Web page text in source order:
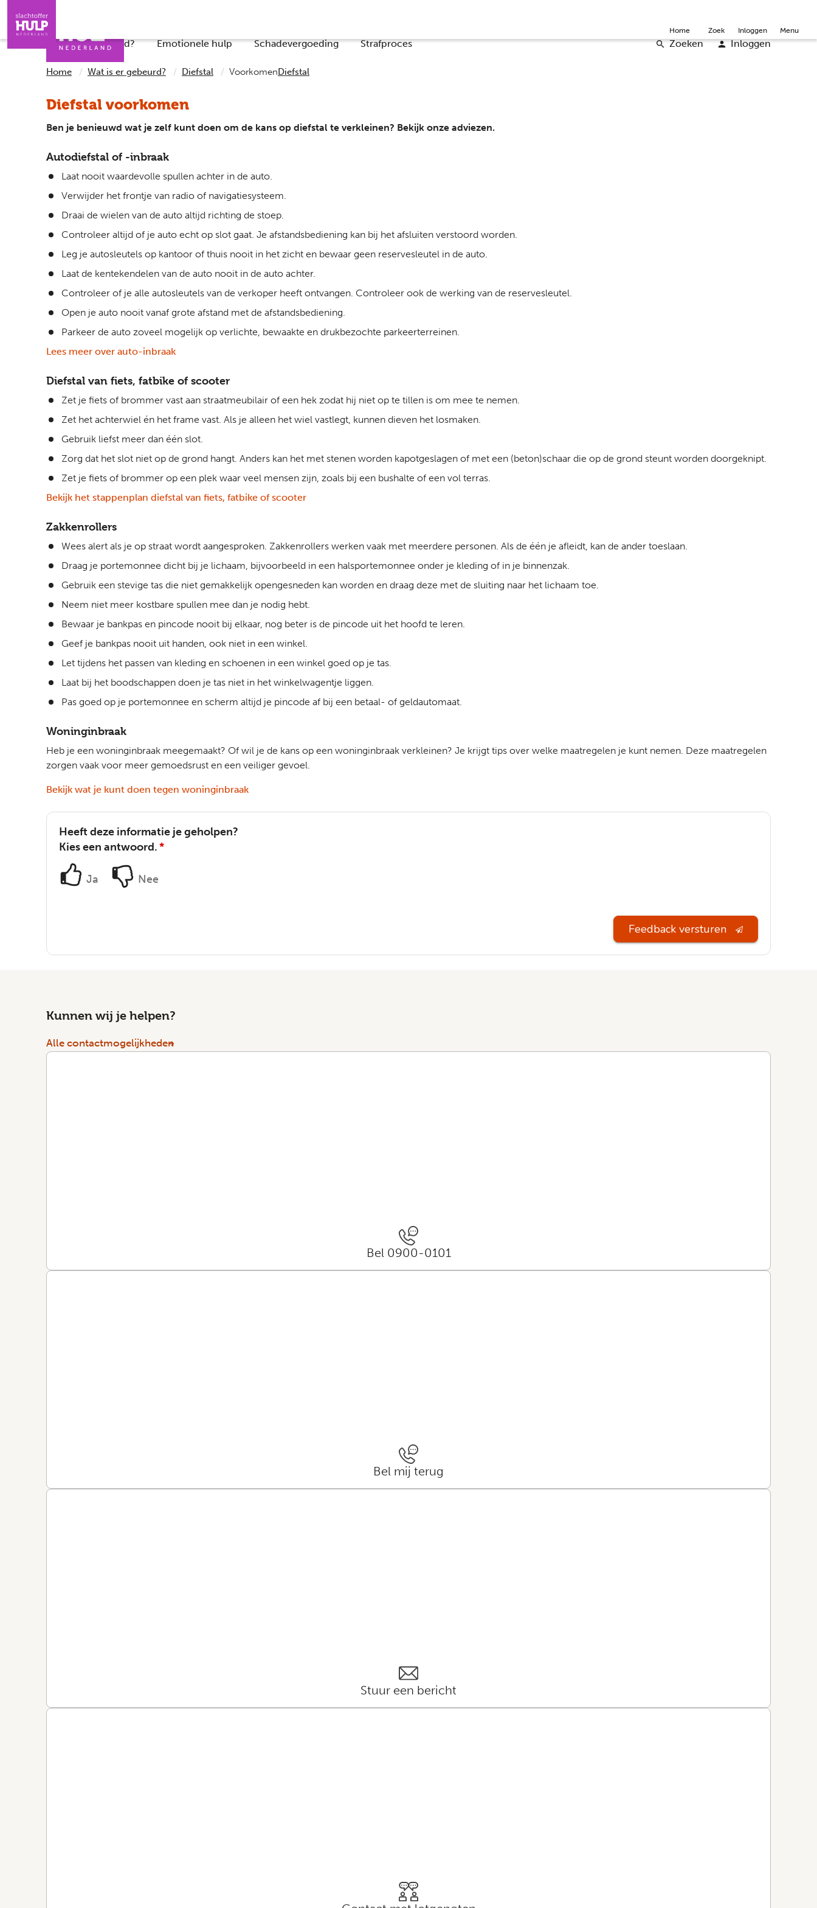
Wat is er gebeurd? Emotionele hulp Schadevergoeding Strafproces Zoeken Inloggen
Home Zoek Inloggen Menu
Home Wat is er gebeurd? Diefstal VoorkomenDiefstal
Diefstal voorkomen
Ben je benieuwd wat je zelf kunt doen om de kans op diefstal te verkleinen? Bekijk onze adviezen.
Autodiefstal of -inbraak
Laat nooit waardevolle spullen achter in de auto.
Verwijder het frontje van radio of navigatiesysteem.
Draai de wielen van de auto altijd richting de stoep.
Controleer altijd of je auto echt op slot gaat. Je afstandsbediening kan bij het afsluiten verstoord worden.
Leg je autosleutels op kantoor of thuis nooit in het zicht en bewaar geen reservesleutel in de auto.
Laat de kentekendelen van de auto nooit in de auto achter.
Controleer of je alle autosleutels van de verkoper heeft ontvangen. Controleer ook de werking van de reservesleutel.
Open je auto nooit vanaf grote afstand met de afstandsbediening.
Parkeer de auto zoveel mogelijk op verlichte, bewaakte en drukbezochte parkeerterreinen.
Lees meer over auto-inbraak
Diefstal van fiets, fatbike of scooter
Zet je fiets of brommer vast aan straatmeubilair of een hek zodat hij niet op te tillen is om mee te nemen.
Zet het achterwiel én het frame vast. Als je alleen het wiel vastlegt, kunnen dieven het losmaken.
Gebruik liefst meer dan één slot.
Zorg dat het slot niet op de grond hangt. Anders kan het met stenen worden kapotgeslagen of met een (beton)schaar die op de grond steunt worden doorgeknipt.
Zet je fiets of brommer op een plek waar veel mensen zijn, zoals bij een bushalte of een vol terras.
Bekijk het stappenplan diefstal van fiets, fatbike of scooter
Zakkenrollers
Wees alert als je op straat wordt aangesproken. Zakkenrollers werken vaak met meerdere personen. Als de één je afleidt, kan de ander toeslaan.
Draag je portemonnee dicht bij je lichaam, bijvoorbeeld in een halsportemonnee onder je kleding of in je binnenzak.
Gebruik een stevige tas die niet gemakkelijk opengesneden kan worden en draag deze met de sluiting naar het lichaam toe.
Neem niet meer kostbare spullen mee dan je nodig hebt.
Bewaar je bankpas en pincode nooit bij elkaar, nog beter is de pincode uit het hoofd te leren.
Geef je bankpas nooit uit handen, ook niet in een winkel.
Let tijdens het passen van kleding en schoenen in een winkel goed op je tas.
Laat bij het boodschappen doen je tas niet in het winkelwagentje liggen.
Pas goed op je portemonnee en scherm altijd je pincode af bij een betaal- of geldautomaat.
Woninginbraak
Heb je een woninginbraak meegemaakt? Of wil je de kans op een woninginbraak verkleinen? Je krijgt tips over welke maatregelen je kunt nemen. Deze maatregelen
zorgen vaak voor meer gemoedsrust en een veiliger gevoel.
Bekijk wat je kunt doen tegen woninginbraak
Heeft deze informatie je geholpen?
Kies een antwoord.*
Ja Nee
Feedback versturen
Kunnen wij je helpen?
Alle contactmogelijkheden
Bel 0900-0101
Bel mij terug
Stuur een bericht